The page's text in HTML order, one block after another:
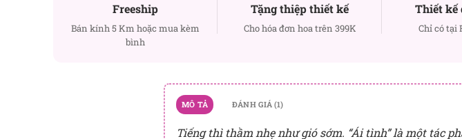
Freeship
Bán kính 5 Km hoặc mua kèm
bình
Tặng thiệp thiết kế
Cho hóa đơn hoa trên 399K
Thiết kế
Chỉ có tại
MÔ TẢ ĐÁNH GIÁ (1)
Tiếng thì thầm nhẹ như gió sớm. “Ái tình” là một tác